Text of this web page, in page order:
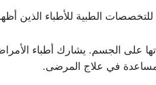
الطبية للأطباء الذين
على الجسم. يشارك أطباء
في علاج المرضى.